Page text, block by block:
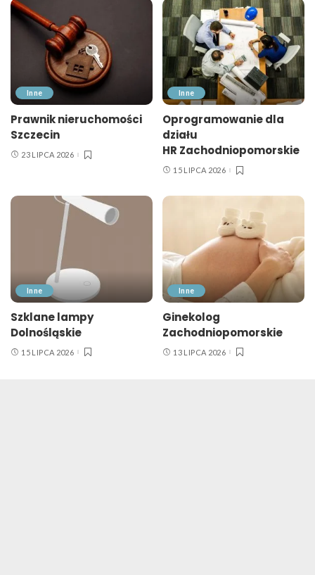
Inne
Prawnik nieruchomości
Szczecin
23 LIPCA 2026
Inne
Oprogramowanie dla
działu
HR Zachodniopomorskie
15 LIPCA 2026
Inne
Szklane lampy
Dolnośląskie
15 LIPCA 2026
Inne
Ginekolog
Zachodniopomorskie
13 LIPCA 2026